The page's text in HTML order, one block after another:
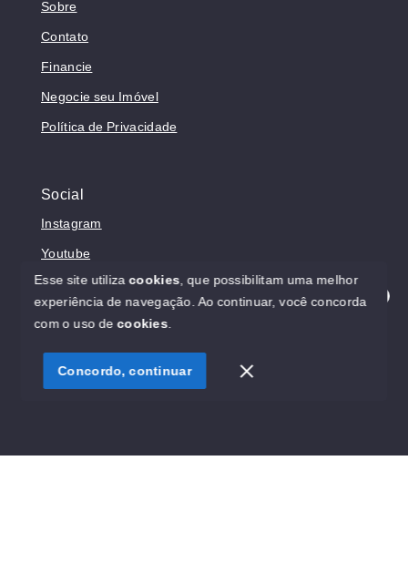
Olá! Estamos disponíveis para te ajudar.
Sobre
Contato
Financie
Negocie seu Imóvel
Política de Privacidade
Social
Instagram
Youtube
© Copyright 2026 - Prosperita Negócios Imobiliários -
SITE PARA IMOBILIARIA
Esse site utilizacookies , que possibilitam uma melhor
experiência de navegação. Ao continuar, você concorda
com o uso decookies
Concordo, continuar